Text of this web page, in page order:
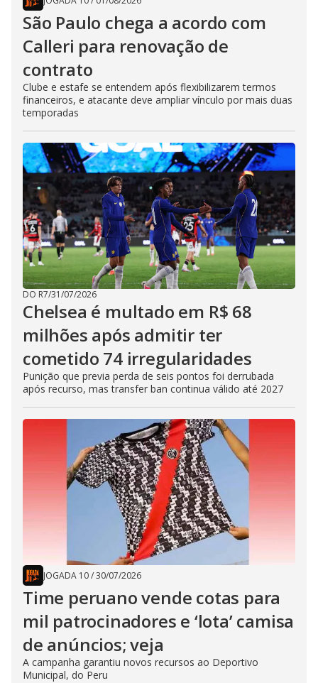
São Paulo chega a acordo com
Calleri para renovação de
contrato
Clube e estafe se entendem após flexibilizarem termos
financeiros, e atacante deve ampliar vínculo por mais duas
temporadas
DO R7/31/07/2026
Chelsea é multado em R$ 68
milhões após admitir ter
cometido 74 irregularidades
Punição que previa perda de seis pontos foi derrubada
após recurso, mas transfer ban continua válido até 2027
JOGADA 10/30/07/2026
Time peruano vende cotas para
mil patrocinadores e ‘lota’ camisa
de anúncios; veja
A campanha garantiu novos recursos ao Deportivo
Municipal, do Peru